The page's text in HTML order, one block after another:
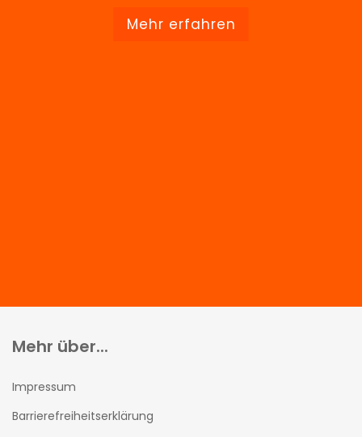
Mehr erfahren
Mehr über...
Impressum
Barrierefreiheitserklärung